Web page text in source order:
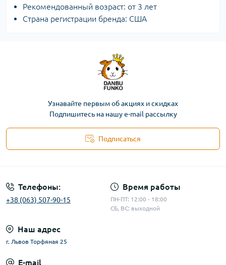
Рекомендованный возраст: от 3 лет
Страна регистрации бренда: СШA
Узнавайте первым об акциях и скидках
Подпишитесь на нашу e-mail рассылку
Подписаться
Телефоны:
+38 (063) 507-90-15
Время работы
ПН-ПТ: 12:00 - 18:00
СБ, ВС: выходной
Наш адрес
г. Львов Торфяная 25
E-mail